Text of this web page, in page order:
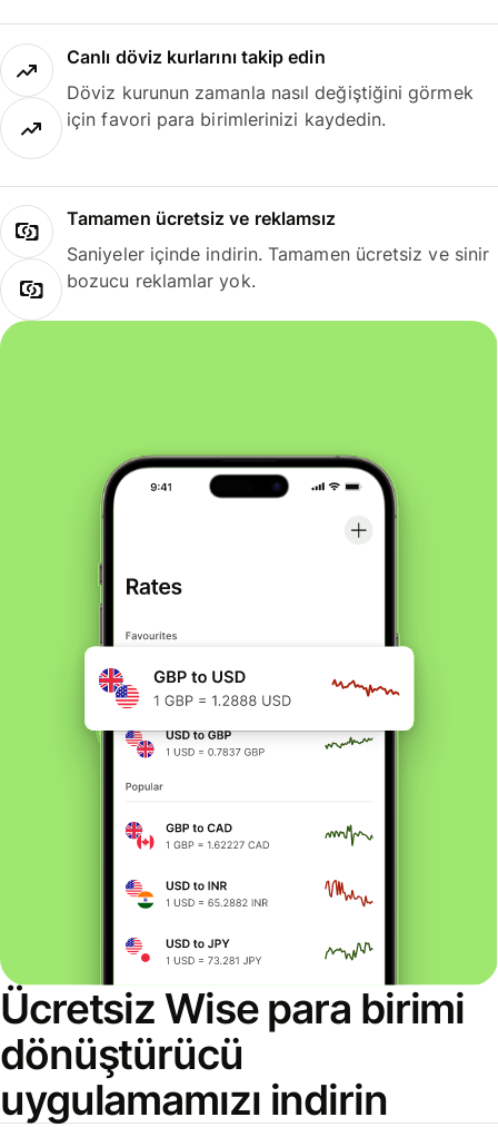
Canlı döviz kurlarını takip edin
Döviz kurunun zamanla nasıl değiştiğini görmek
için favori para birimlerinizi kaydedin.
Tamamen ücretsiz ve reklamsız
Saniyeler içinde indirin. Tamamen ücretsiz ve sinir
bozucu reklamlar yok.
Ücretsiz Wise para birimi
dönüştürücü
uygulamamızı indirin